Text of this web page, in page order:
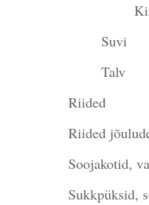
Suvi
Talv
Riided
Riided
Soojakotid,
Sukkpüksid,